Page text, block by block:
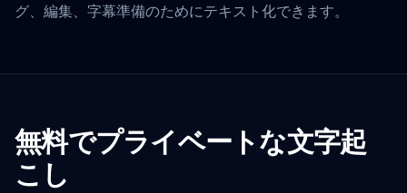
グ、編集、字幕準備のためにテキスト化できます。
無料でプライベートな文字起
こし